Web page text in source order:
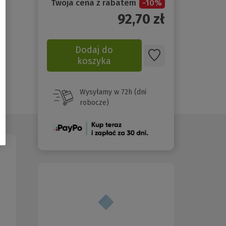
Twoja cena z rabatem -10%
92,70 zł
Dodaj do
koszyka
Wysyłamy w 72h (dni
robocze)
(Nowe